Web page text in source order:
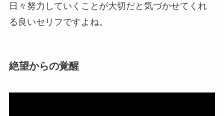
日々努力していくことが大切だと気づかせてくれ
る良いセリフですよね。
絶望からの覚醒